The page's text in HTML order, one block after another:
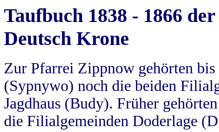
Taufbuch 1838 - 1866
Deutsch Krone
Zur Pfarrei Zippnow gehörten
(Sypnywo) noch die beiden
Jagdhaus (Budy). Früher
die Filialgemeinden Doderlage